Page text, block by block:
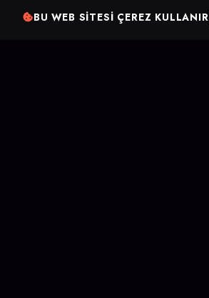
BU WEB SITESI ÇEREZ KULLANIR